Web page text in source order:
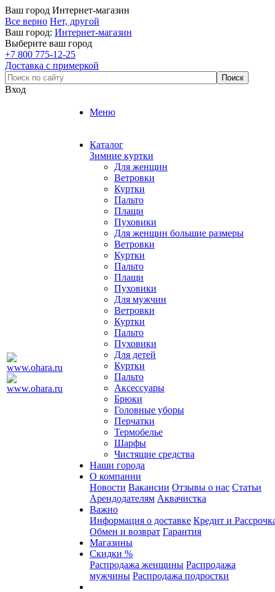
Ваш город Интернет-магазин
Все верно Нет, другой
Ваш город: Интернет-магазин
Выберите ваш город
+7 800 775-12-25
Доставка с примеркой
Вход
Меню
Каталог
Зимние куртки
Для женщин
Ветровки
Куртки
Пальто
Плащи
Пуховики
Для женщин большие размеры
Ветровки
Куртки
Пальто
Плащи
Пуховики
Для мужчин
Ветровки
Куртки
Пальто
Пуховики
Для детей
Куртки
Пальто
Аксессуары
Брюки
Головные уборы
Перчатки
Термобелье
Шарфы
Чистящие средства
Наши города
О компании
Новости Вакансии Отзывы о нас Статьи
Арендодателям Аквачистка
Важно
Информация о доставке Кредит и
Обмен и возврат Гарантия
Магазины
Скидки %
Распродажа женщины Распродажа
мужчины Распродажа подростки